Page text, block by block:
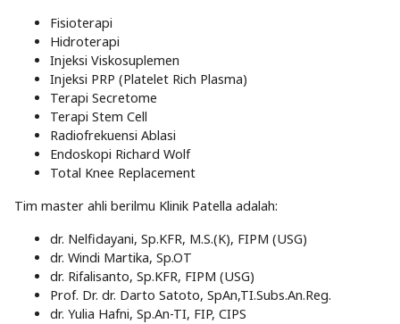
Fisioterapi
Hidroterapi
Injeksi Viskosuplemen
Injeksi PRP (Platelet Rich Plasma)
Terapi Secretome
Terapi Stem Cell
Radiofrekuensi Ablasi
Endoskopi Richard Wolf
Total Knee Replacement
Tim master ahli berilmu Klinik Patella adalah:
dr. Nelfidayani, Sp.KFR, M.S.(K), FIPM (USG)
dr. Windi Martika, Sp.OT
dr. Rifalisanto, Sp.KFR, FIPM (USG)
Prof. Dr. dr. Darto Satoto, SpAn,TI.Subs.An.Reg.
dr. Yulia Hafni, Sp.An-TI, FIP, CIPS